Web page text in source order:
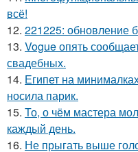
всё!
12. 221225: обновление
13. Vogue опять
свадебных.
14. Египет на
носила парик.
15. То, о чём мастера
каждый день.
16. Не прыгать выше